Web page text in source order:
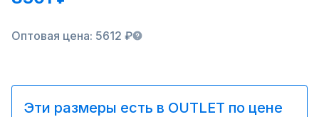
Оптовая цена: 5612 ₽
Эти размеры есть в OUTLET по цене